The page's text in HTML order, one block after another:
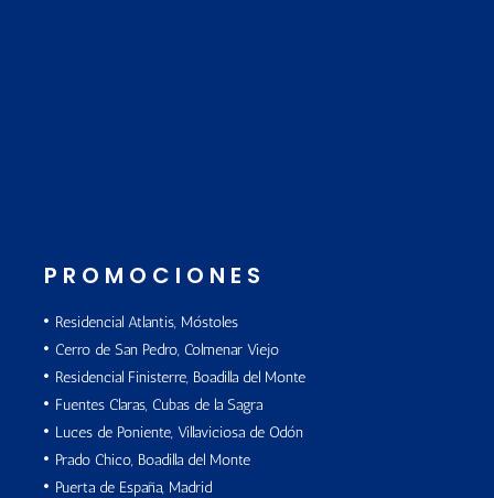
PROMOCIONES
Residencial Atlantis, Móstoles
Cerro de San Pedro, Colmenar Viejo
Residencial Finisterre, Boadilla del Monte
Fuentes Claras, Cubas de la Sagra
Luces de Poniente, Villaviciosa de Odón
Prado Chico, Boadilla del Monte
Puerta de España, Madrid